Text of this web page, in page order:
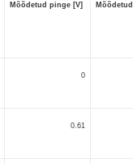
Mõõdetud pinge [V]
0
0.61